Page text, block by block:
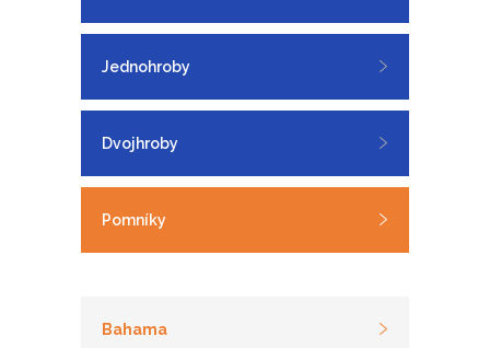
Jednohroby
Dvojhroby
Pomníky
Bahama